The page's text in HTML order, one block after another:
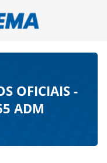
OFICIAIS -
ADM